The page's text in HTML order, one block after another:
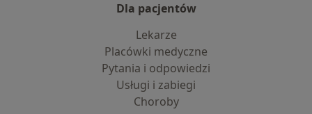
Dla pacjentów
Lekarze
Placówki medyczne
Pytania i odpowiedzi
Usługi i zabiegi
Choroby